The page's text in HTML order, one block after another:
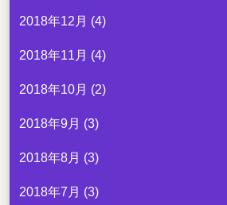
2018年12月 (4)
2018年11月 (4)
2018年10月 (2)
2018年9月 (3)
2018年8月 (3)
2018年7月 (3)